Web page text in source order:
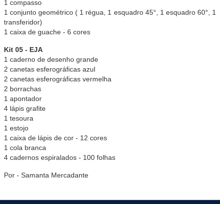
1 compasso
1 conjunto geométrico ( 1 régua, 1 esquadro 45°, 1 esquadro 60°, 1
transferidor)
1 caixa de guache - 6 cores
Kit 05 - EJA
1 caderno de desenho grande
2 canetas esferográficas azul
2 canetas esferográficas vermelha
2 borrachas
1 apontador
4 lápis grafite
1 tesoura
1 estojo
1 caixa de lápis de cor - 12 cores
1 cola branca
4 cadernos espiralados - 100 folhas
Por - Samanta Mercadante